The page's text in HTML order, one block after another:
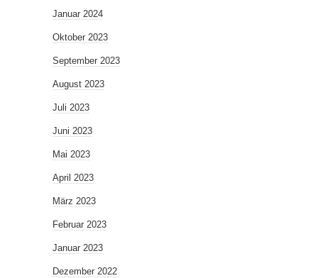
Januar 2024
Oktober 2023
September 2023
August 2023
Juli 2023
Juni 2023
Mai 2023
April 2023
März 2023
Februar 2023
Januar 2023
Dezember 2022